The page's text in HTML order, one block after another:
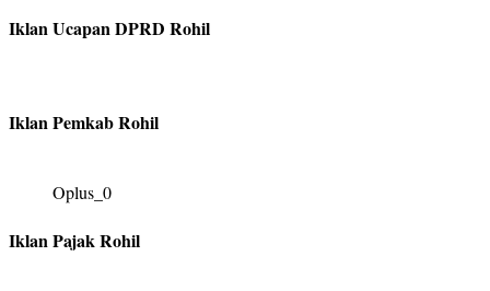
Iklan Ucapan DPRD Rohil
Iklan Pemkab Rohil
Oplus_0
Iklan Pajak Rohil